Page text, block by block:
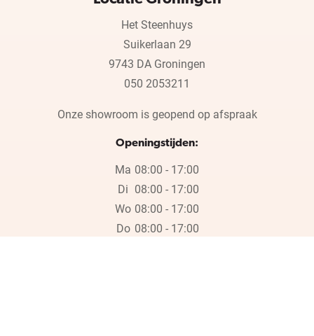
Het Steenhuys
Suikerlaan 29
9743 DA Groningen
050 2053211
Onze showroom is geopend op afspraak
Openingstijden:
Ma 08:00 - 17:00
Di 08:00 - 17:00
Wo 08:00 - 17:00
Do 08:00 - 17:00